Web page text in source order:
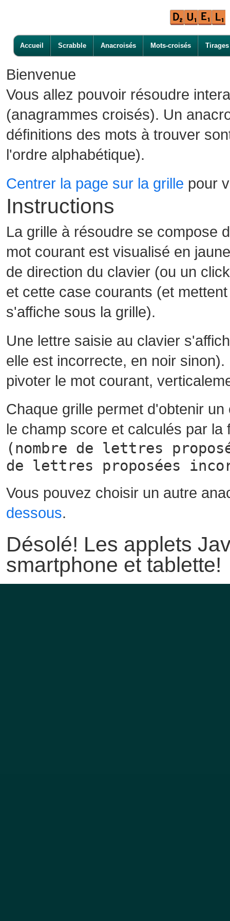
Accueil Scrabble Anacroisés Mots-croisés Tirages
Bienvenue
Vous allez pouvoir résoudre
(anagrammes croisés). Un
définitions des mots à trouver
l'ordre alphabétique).
Centrer la page sur la grille pour
Instructions
La grille à résoudre se compose
mot courant est visualisé en
de direction du clavier (ou un
et cette case courants (et
s'affiche sous la grille).
Une lettre saisie au clavier
elle est incorrecte, en noir
pivoter le mot courant,
Chaque grille permet d'obtenir
le champ score et calculés par la
(nombre de lettres
de lettres proposées
Vous pouvez choisir un autre
dessous.
Désolé! Les applets
smartphone et tablette!